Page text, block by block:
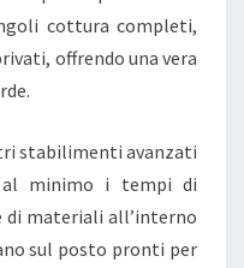
cottura completi,
offrendo una vera
stabilimenti avanzati
minimo i tempi di
di materiali all’interno
sul posto pronti per